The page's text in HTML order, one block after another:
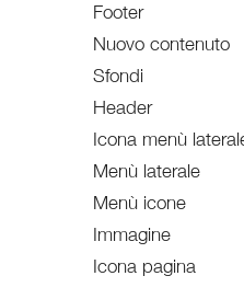
Footer
Nuovo contenuto
Sfondi
Header
Icona menù
Menù laterale
Menù icone
Immagine
Icona pagina